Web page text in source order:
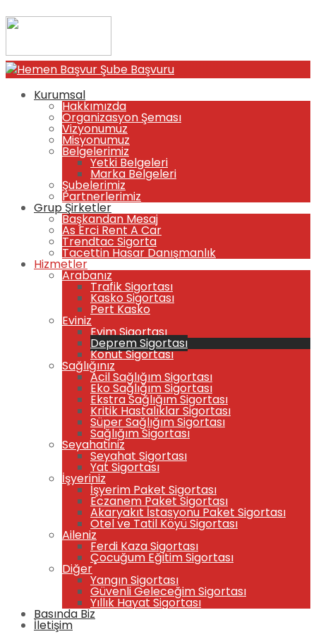
Hemen Başvur Şube Başvuru
Kurumsal
Hakkımızda
Organizasyon Şeması
Vizyonumuz
Misyonumuz
Belgelerimiz
Yetki Belgeleri
Marka Belgeleri
Şubelerimiz
Partnerlerimiz
Grup Şirketler
Başkandan Mesaj
As Erci Rent A Car
Trendtac Sigorta
Tacettin Hasar Danışmanlık
Hizmetler
Arabanız
Trafik Sigortası
Kasko Sigortası
Pert Kasko
Eviniz
Evim Sigortası
Deprem Sigortası
Konut Sigortası
Sağlığınız
Acil Sağlığım Sigortası
Eko Sağlığım Sigortası
Ekstra Sağlığım Sigortası
Kritik Hastalıklar Sigortası
Süper Sağlığım Sigortası
Sağlığım Sigortası
Seyahatiniz
Seyahat Sigortası
Yat Sigortası
İşyeriniz
İşyerim Paket Sigortası
Eczanem Paket Sigortası
Akaryakıt İstasyonu Paket Sigortası
Otel ve Tatil Köyü Sigortası
Aileniz
Ferdi Kaza Sigortası
Çocuğum Eğitim Sigortası
Diğer
Yangın Sigortası
Güvenli Geleceğim Sigortası
Yıllık Hayat Sigortası
Basında Biz
İletişim